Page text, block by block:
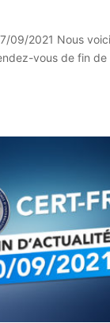
09/2021 Nous
vous de fin de